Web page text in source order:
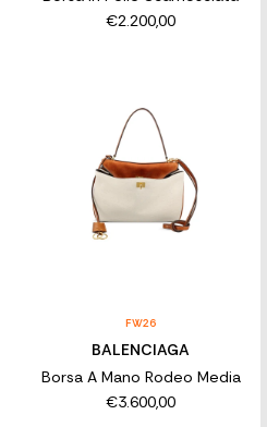
€2.200,00
FW26
BALENCIAGA
Borsa A Mano Rodeo Media
€3.600,00